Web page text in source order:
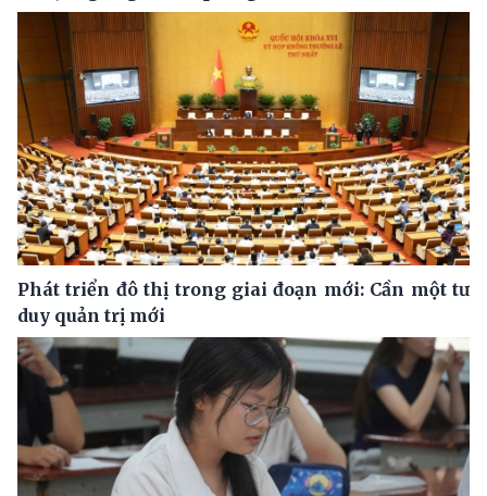
Phát triển đô thị trong giai đoạn mới: Cần một tư
duy quản trị mới